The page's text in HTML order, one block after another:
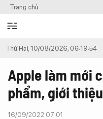
Trang chủ
Thứ Hai, 10/08/2026, 06:19:54
Apple làm mới
phẩm, giới
16/09/2022 07:01